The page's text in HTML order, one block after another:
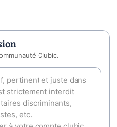
Clubic.